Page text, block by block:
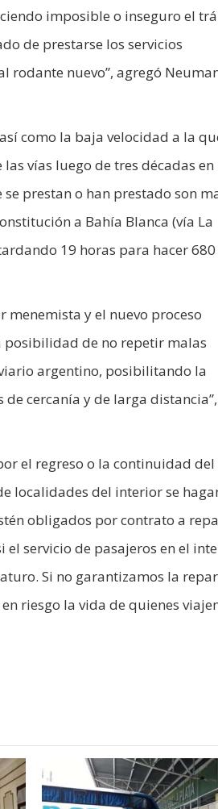
imposible o inseguro el
de prestarse los servicios
rodante nuevo”, agregó
como la baja velocidad a la
vías luego de tres décadas
prestan o han prestado son
a Bahía Blanca (vía La
19 horas para hacer 680
menemista y el nuevo proceso
posibilidad de no repetir malas
argentino, posibilitando la
cercanía y de larga distancia”,
el regreso o la continuidad
localidades del interior se
obligados por contrato a
el servicio de pasajeros en el
Si no garantizamos la
riesgo la vida de quienes